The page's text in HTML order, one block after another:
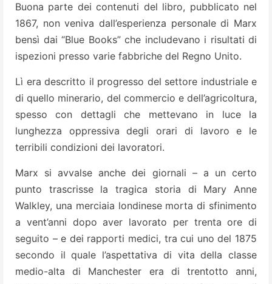
Buona parte dei contenuti del libro, pubblicato nel
1867, non veniva dall’esperienza personale di Marx
bensì dai “Blue Books” che includevano i risultati di
ispezioni presso varie fabbriche del Regno Unito.
Lì era descritto il progresso del settore industriale e
di quello minerario, del commercio e dell’agricoltura,
spesso con dettagli che mettevano in luce la
lunghezza oppressiva degli orari di lavoro e le
terribili condizioni dei lavoratori.
Marx si avvalse anche dei giornali – a un certo
punto trascrisse la tragica storia di Mary Anne
Walkley, una merciaia londinese morta di sfinimento
a vent’anni dopo aver lavorato per trenta ore di
seguito – e dei rapporti medici, tra cui uno del 1875
secondo il quale l’aspettativa di vita della classe
medio-alta di Manchester era di trentotto anni,